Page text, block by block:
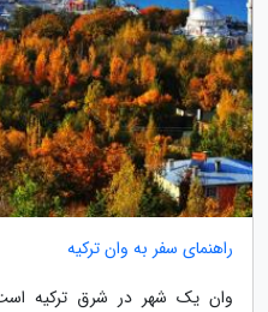
راهنمای سفر به وان ترکیه
وان یک شهر در شرق ترکیه